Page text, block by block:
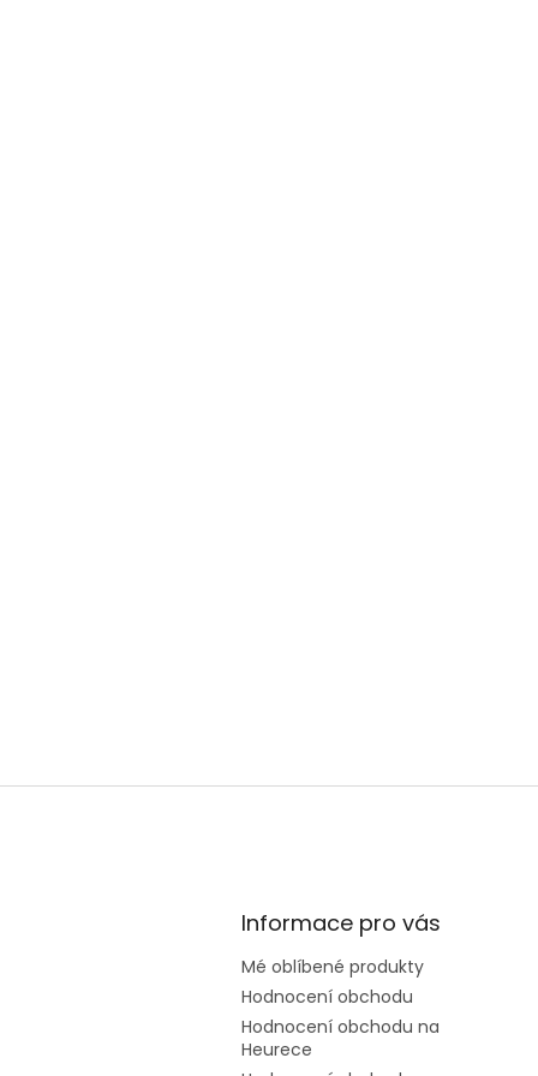
Informace pro vás
Mé oblíbené produkty
Hodnocení obchodu
Hodnocení obchodu na
Heurece